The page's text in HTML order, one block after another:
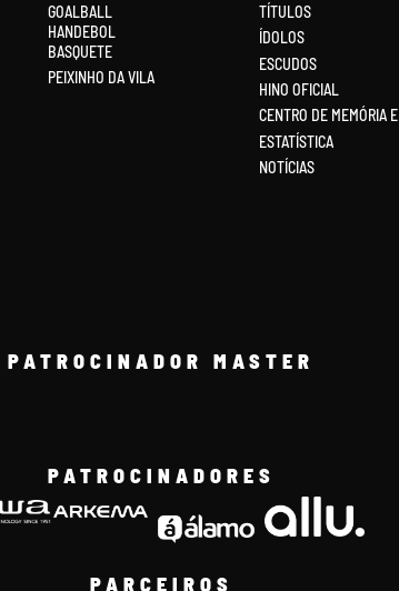
GOALBALL
HANDEBOL
BASQUETE
PEIXINHO DA VILA
TÍTULOS
ÍDOLOS
ESCUDOS
HINO OFICIAL
CENTRO DE MEMÓRIA E
ESTATÍSTICA
NOTÍCIAS
PATROCINADOR MASTER
PATROCINADORES
PARCEIROS